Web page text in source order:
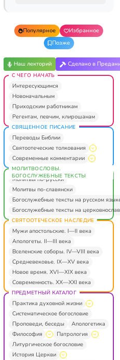
Популярное
Избранное
Позже
Наш лекторий Сделано в
С ЧЕГО НАЧАТЬ
Интересующимся
Новоначальным
Приходским работникам
Регентам, певчим, клирошанам
СВЯЩЕННОЕ ПИСАНИЕ
Переводы Библии
Святоотеческие толкования
Современные комментарии
МОЛИТВОСЛОВЫ.
БОГОСЛУЖЕБНЫЕ ТЕКСТЫ
Молитвы по-русски
Молитвы по-славянски
Богослужебные тексты на русском
Богослужебные тексты на
СВЯТООТЕЧЕСКОЕ НАСЛЕДИЕ
Мужи апостольские. I—II века
Апологеты. II—III века
Вселенские соборы. IV—VIII века
Средневековье. IX—XV века
Новое время. XVI—XIX века
Современность. XX—XXI века
ПРЕДМЕТНЫЙ КАТАЛОГ
Практика духовной жизни
Систематическое богословие
Проповеди, беседы
Апологетика
Философия
Патрология
Литургическое богословие
История Церкви